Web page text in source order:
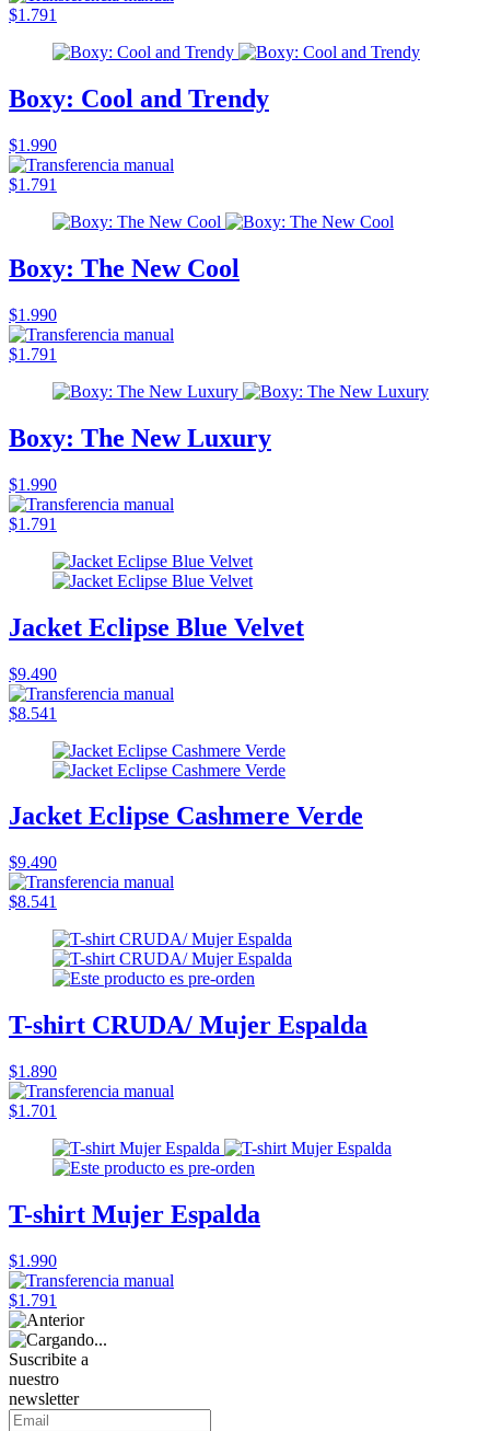
$1.791
Boxy: Cool and Trendy
$1.990
$1.791
Boxy: The New Cool
$1.990
$1.791
Boxy: The New Luxury
$1.990
$1.791
Jacket Eclipse Blue Velvet
$9.490
$8.541
Jacket Eclipse Cashmere Verde
$9.490
$8.541
T-shirt CRUDA/ Mujer Espalda
$1.890
$1.701
T-shirt Mujer Espalda
$1.990
$1.791
Suscribite a
nuestro
newsletter